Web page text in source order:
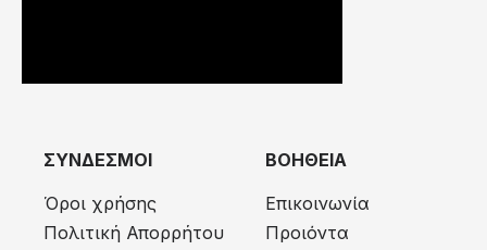
ΣΥΝΔΕΣΜΟΙ
Όροι χρήσης
Πολιτική Απορρήτου
ΒΟΗΘΕΙΑ
Επικοινωνία
Προιόντα